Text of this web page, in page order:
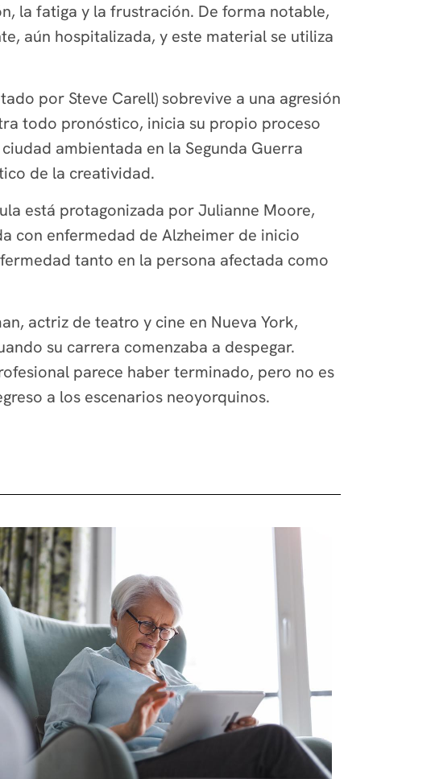
la fatiga y la frustración. De forma notable,
aún hospitalizada, y este material se utiliza
por Steve Carell) sobrevive a una agresión
todo pronóstico, inicia su propio proceso
ambientada en la Segunda Guerra
de la creatividad.
está protagonizada por Julianne Moore,
con enfermedad de Alzheimer de inicio
tanto en la persona afectada como
actriz de teatro y cine en Nueva York,
su carrera comenzaba a despegar.
parece haber terminado, pero no es
a los escenarios neoyorquinos.